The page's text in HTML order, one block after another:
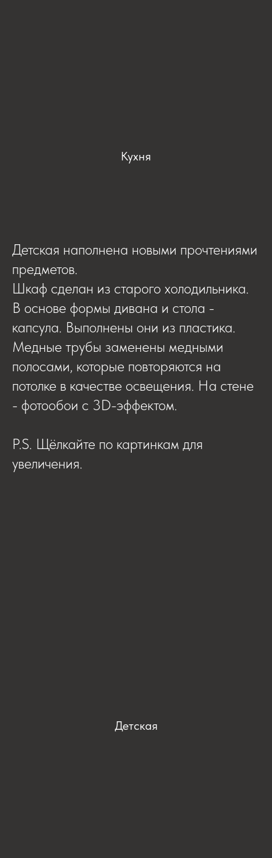
Кухня
Детская наполнена новыми прочтениями
предметов.
Шкаф сделан из старого холодильника.
В основе формы дивана и стола -
капсула. Выполнены они из пластика.
Медные трубы заменены медными
полосами, которые повторяются на
потолке в качестве освещения. На стене
- фотообои с 3D-эффектом.
P.S. Щёлкайте по картинкам для
увеличения.
Детская